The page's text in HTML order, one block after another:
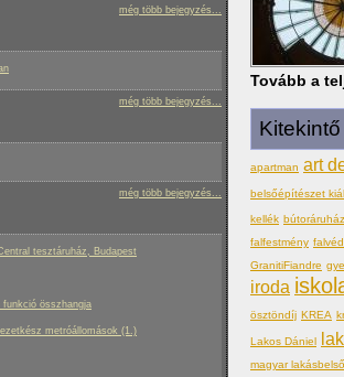
még több bejegyzés...
még több bejegyzés...
még több bejegyzés...
tesztáruház, Budapest
összhangja
metróállomások (1.)
Tovább a
apartman art
belsőépítészet
kellék bútoráruház
falfestmény
GranitiFiandre
iroda
ösztöndíj KREA
Lakos Dániel
magyar lakásbelső